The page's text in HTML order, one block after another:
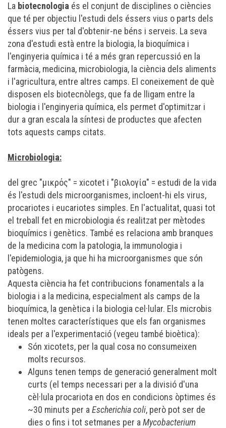
La biotecnologia és el conjunt de disciplines o ciències
que té per objectiu l'estudi dels éssers vius o parts dels
éssers vius per tal d'obtenir-ne béns i serveis. La seva
zona d'estudi està entre la biologia, la bioquímica i
l'enginyeria química i té a més gran repercussió en la
farmàcia, medicina, microbiologia, la ciència dels aliments
i l'agricultura, entre altres camps. El coneixement de què
disposen els biotecnòlegs, que fa de lligam entre la
biologia i l'enginyeria química, els permet d'optimitzar i
dur a gran escala la síntesi de productes que afecten
tots aquests camps citats.
Microbiologia:
del grec "μικρός" = xicotet i "βιολογία" = estudi de la vida
és l'estudi dels microorganismes, incloent-hi els virus,
procariotes i eucariotes simples. En l'actualitat, quasi tot
el treball fet en microbiologia és realitzat per mètodes
bioquímics i genètics. També es relaciona amb branques
de la medicina com la patologia, la immunologia i
l'epidemiologia, ja que hi ha microorganismes que són
patògens.
Aquesta ciència ha fet contribucions fonamentals a la
biologia i a la medicina, especialment als camps de la
bioquímica, la genètica i la biologia cel·lular. Els microbis
tenen moltes característiques que els fan organismes
ideals per a l'experimentació (vegeu també bioètica):
Són xicotets, per la qual cosa no consumeixen
molts recursos.
Alguns tenen temps de generació generalment molt
curts (el temps necessari per a la divisió d'una
cèl·lula procariota en dos en condicions òptimes és
~30 minuts per a Escherichia coli, però pot ser de
dies o fins i tot setmanes per a Mycobacterium